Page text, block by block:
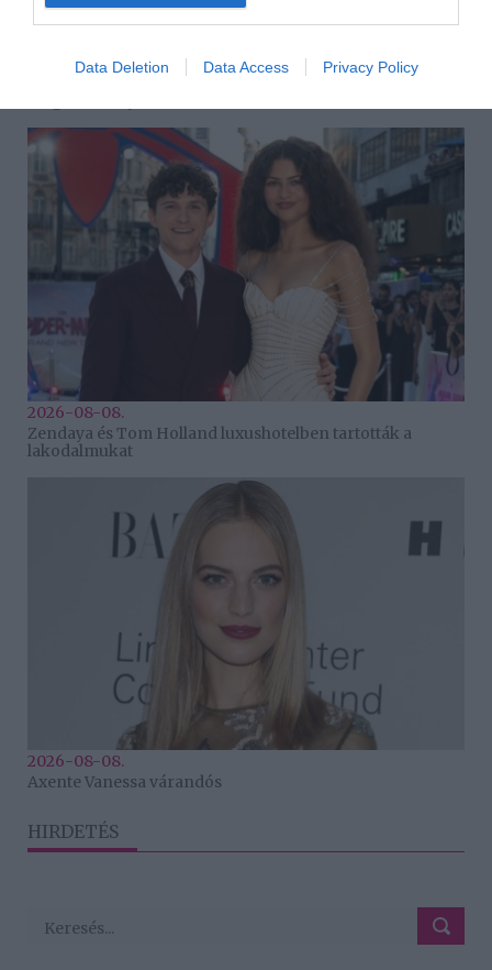
Data Deletion Data Access Privacy Policy
2026-08-08.
2026-08-08.
Zendaya és Tom Holland luxushotelben tartották a
lakodalmukat
2026-08-08.
Axente Vanessa várandós
HIRDETÉS